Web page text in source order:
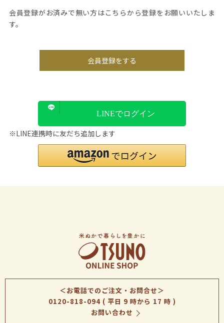
会員登録がお済みで無い方はこちらから登録をお願いいたしま
す。
会員登録をする
LINEでログイン
※LINE連携時に友だち追加します
＜お電話でのご注文・お問合せ＞
0120-818-094( 平日 9 時から 17 時 )
お問い合わせ